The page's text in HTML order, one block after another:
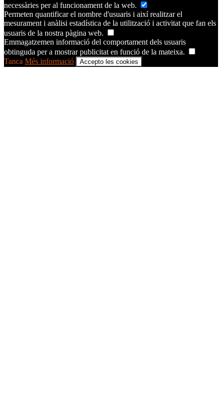
necessàries per al funcionament de la web.
Permeten quantificar el nombre d'usuaris i així realitzar el
mesurament i anàlisi estadística de la utilització i activitat que fan els
usuaris de la nostra pàgina web.
Emmagatzemen informació del comportament dels usuaris
obtinguda per a mostrar publicitat en funció de la mateixa.
Tanca Més informació Accepto les cookies